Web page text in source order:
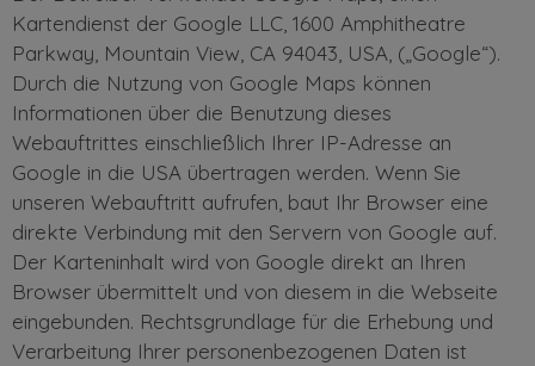
Kartendienst der Google LLC, 1600 Amphitheatre
Parkway, Mountain View, CA 94043, USA, („Google“).
Durch die Nutzung von Google Maps können
Informationen über die Benutzung dieses
Webauftrittes einschließlich Ihrer IP-Adresse an
Google in die USA übertragen werden. Wenn Sie
unseren Webauftritt aufrufen, baut Ihr Browser eine
direkte Verbindung mit den Servern von Google auf.
Der Karteninhalt wird von Google direkt an Ihren
Browser übermittelt und von diesem in die Webseite
eingebunden. Rechtsgrundlage für die Erhebung und
Verarbeitung Ihrer personenbezogenen Daten ist